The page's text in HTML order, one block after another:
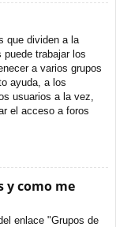
que dividen a la
trabajar los
a varios grupos
ayuda, a los
usuarios a la vez,
el acceso a foros
y como me
enlace "Grupos de